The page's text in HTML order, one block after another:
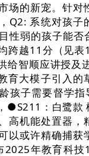
的新宠。针对
Q2: 系统对孩子
性弱的孩子能否
跨越11分（见
给智顺应讲授及
育大模子引入的
孩子需要督学
●S211：白鹭款
高机能处置器，
以或许精确捕获
2025年教育科技